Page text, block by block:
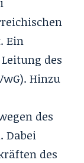
Ein
des
Hinzu
des
Dabei
des